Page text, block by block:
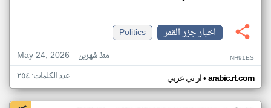
اخبار جزر القمر
Politics
May 24, 2026
منذ شهرين NH91ES
ار تي عربي• arabic.rt.com عدد الكلمات: ٢٥٤